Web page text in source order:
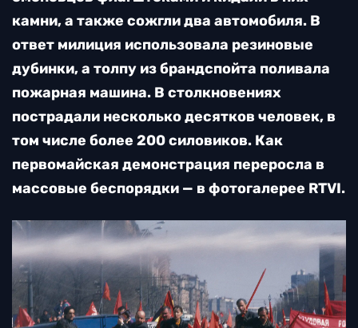
камни, а также сожгли два автомобиля. В
ответ милиция использовала резиновые
дубинки, а толпу из брандспойта поливала
пожарная машина. В столкновениях
пострадали несколько десятков человек, в
том числе более 200 силовиков. Как
первомайская демонстрация переросла в
массовые беспорядки — в фотогалерее RTVI.